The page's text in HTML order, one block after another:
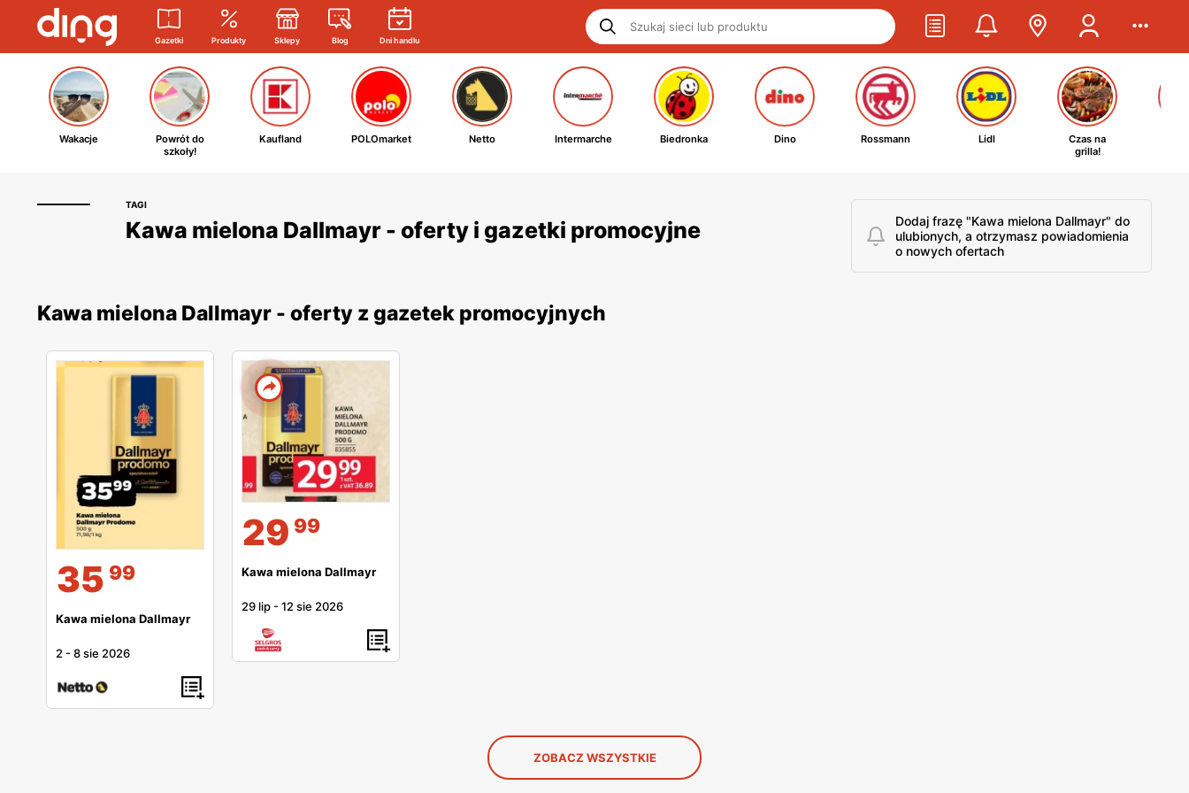
Gazetki Produkty Sklepy Blog Dni handlu
Wakacje
Powrót do
szkoły!
Kaufland POLOmarket Netto Intermarche Biedronka Dino Rossmann Lidl
Czas na
grilla!
TAGI
Kawa mielona Dallmayr - oferty i gazetki promocyjne
Dodaj frazę "Kawa mielona Dallmayr" do
ulubionych, a otrzymasz powiadomienia
o nowych ofertach
Kawa mielona Dallmayr - oferty z gazetek promocyjnych
35 99
Kawa mielona Dallmayr
2 -8 sie 2026
29 99
Kawa mielona Dallmayr
29 lip -12 sie 2026
ZOBACZ WSZYSTKIE